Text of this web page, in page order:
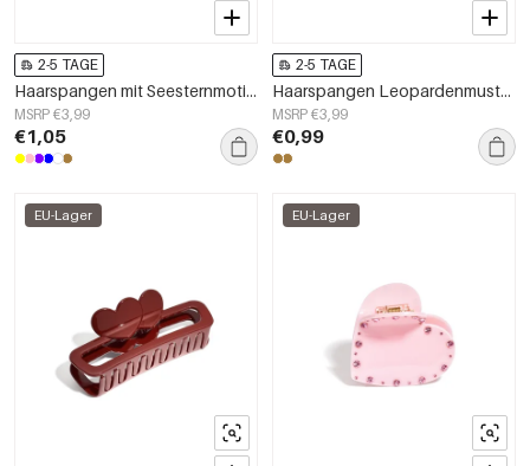
2-5 TAGE
Haarspangen mit Seesternmotiv, Alltagsplastik, Alltagsaccessoires
MSRP €3,99
€1,05
2-5 TAGE
Haarspangen Leopardenmuster Lässig Plastik Alltagsaccessoires
MSRP €3,99
€0,99
EU-Lager EU-Lager